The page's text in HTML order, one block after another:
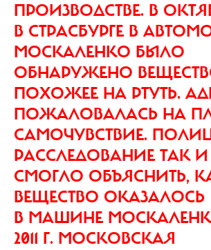
ПРОИЗВОДСТВЕ. В
В СТРАСБУРГЕ В
МОСКАЛЕНКО БЫЛО
ОБНАРУЖЕНО
ПОХОЖЕЕ НА РТУТЬ.
ПОЖАЛОВАЛАСЬ НА
САМОЧУВСТВИЕ.
РАССЛЕДОВАНИЕ ТАК И
СМОГЛО ОБЪЯСНИТЬ,
ВЕЩЕСТВО ОКАЗАЛОСЬ
В МАШИНЕ
2011 Г. МОСКОВСКАЯ